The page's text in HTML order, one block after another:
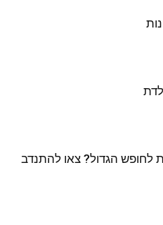
לחופש הגדול? צאו להתנדב